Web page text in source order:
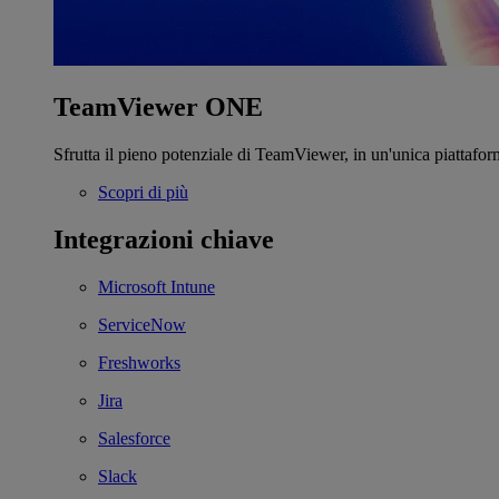
TeamViewer ONE
Sfrutta il pieno potenziale di TeamViewer, in un'unica
Scopri di più
Integrazioni chiave
Microsoft Intune
ServiceNow
Freshworks
Jira
Salesforce
Slack